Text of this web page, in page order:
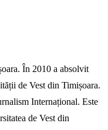
În 2010 a absolvit
de Vest din Timișoara.
Internațional. Este
de Vest din